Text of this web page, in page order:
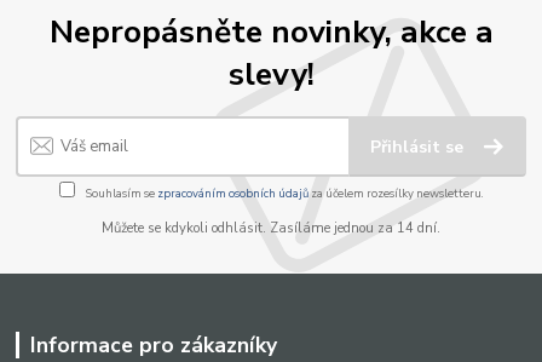
Nepropásněte novinky, akce a
slevy!
Přihlásit se
Souhlasím se zpracováním osobních údajůza účelem rozesílky newsletteru.
Můžete se kdykoli odhlásit. Zasíláme jednou za 14 dní.
Informace pro zákazníky